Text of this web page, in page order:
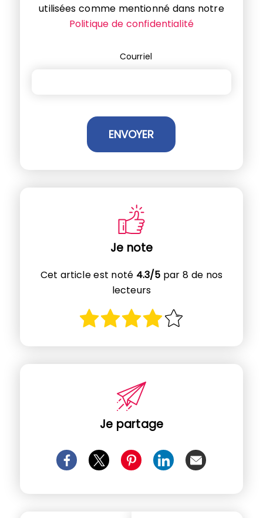
utilisées comme mentionné dans notre
Politique de confidentialité
Courriel
Je note
Cet article est noté 4.3/5 par 8 de nos
lecteurs
Je partage